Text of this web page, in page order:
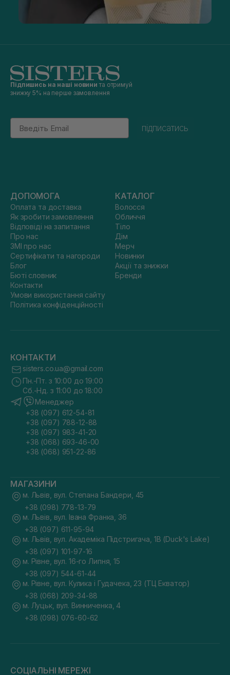
Підпишись на наші новини та отримуй
знижку 5% на перше замовлення
Email
підписатись
ДОПОМОГА
Оплата та доставка
Як зробити замовлення
Відповіді на запитання
Про нас
ЗМІ про нас
Сертифікати та нагороди
Блог
Бюті словник
Контакти
Умови використання сайту
Політика конфіденційності
КАТАЛОГ
Волосся
Обличчя
Тіло
Дім
Мерч
Новинки
Акції та знижки
Бренди
КОНТАКТИ
sisters.co.ua@gmail.com
Пн.-Пт. з 10:00 до 19:00
Сб.-Нд. з 11:00 до 18:00
Менеджер
+38 (097) 612-54-81
+38 (097) 788-12-88
+38 (097) 983-41-20
+38 (068) 693-46-00
+38 (068) 951-22-86
МАГАЗИНИ
м. Львів, вул. Степана Бандери, 45
+38 (098) 778-13-79
м. Львів, вул. Івана Франка, 36
+38 (097) 611-95-94
м. Львів, вул. Академіка Підстригача, 1В (Duck's Lake)
+38 (097) 101-97-16
м. Рівне, вул. 16-го Липня, 15
+38 (097) 544-61-44
м. Рівне, вул. Кулика і Гудачека, 23 (ТЦ Екватор)
+38 (068) 209-34-88
м. Луцьк, вул. Винниченка, 4
+38 (098) 076-60-62
СОЦІАЛЬНІ МЕРЕЖІ